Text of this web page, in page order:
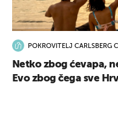
POKROVITELJ CARLSBERG
Netko zbog ćevapa,
Evo zbog čega sve